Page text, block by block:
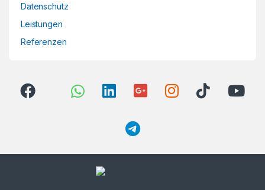
Datenschutz
Leistungen
Referenzen